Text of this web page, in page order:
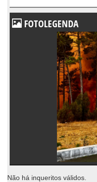
FOTOLEGENDA
Não há inqueritos válidos.